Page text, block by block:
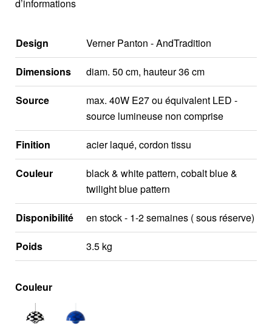
d’informations
Design Verner Panton - AndTradition
Dimensions diam. 50 cm, hauteur 36 cm
Source
max. 40W E27 ou équivalent LED -
source lumineuse non comprise
Finition acier laqué, cordon tissu
Couleur
black & white pattern, cobalt blue &
twilight blue pattern
Disponibilité en stock - 1-2 semaines ( sous réserve)
Poids 3.5 kg
Couleur